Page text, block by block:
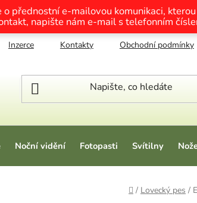
přednostní e-mailovou komunikaci,
napište nám e-mail s telefonním
Inzerce Kontakty Obchodní podmínky
Noční vidění Fotopasti Svítilny
Domů
/ Lovecký pes /